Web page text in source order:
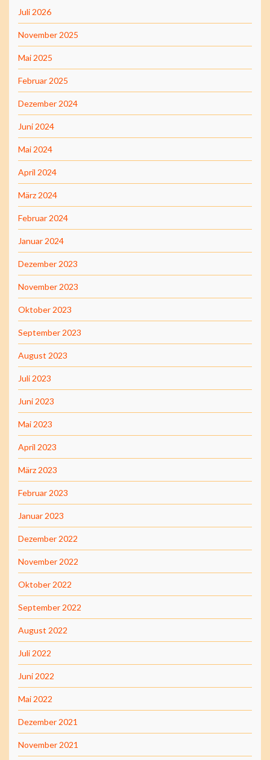
Juli 2026
November 2025
Mai 2025
Februar 2025
Dezember 2024
Juni 2024
Mai 2024
April 2024
März 2024
Februar 2024
Januar 2024
Dezember 2023
November 2023
Oktober 2023
September 2023
August 2023
Juli 2023
Juni 2023
Mai 2023
April 2023
März 2023
Februar 2023
Januar 2023
Dezember 2022
November 2022
Oktober 2022
September 2022
August 2022
Juli 2022
Juni 2022
Mai 2022
Dezember 2021
November 2021